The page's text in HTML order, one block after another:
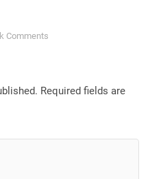
Comments
Required fields are